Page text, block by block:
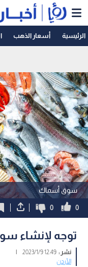
الرئيسية أسعار الذهب
سوق أسماك
0
0
توجه لإنشاء
نشر :12:49 2023/1/9
|
الأردن